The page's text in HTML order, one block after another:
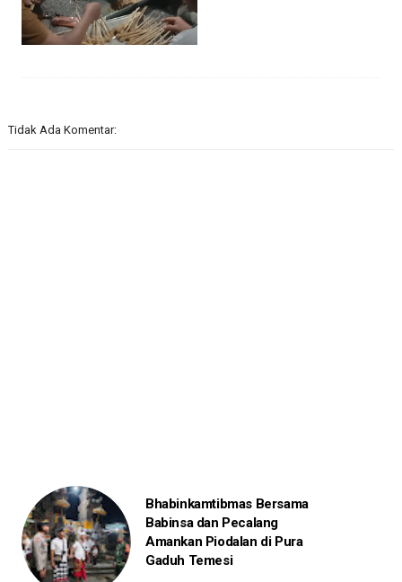
Tidak Ada Komentar:
Bhabinkamtibmas Bersama
Babinsa dan Pecalang
Amankan Piodalan di Pura
Gaduh Temesi